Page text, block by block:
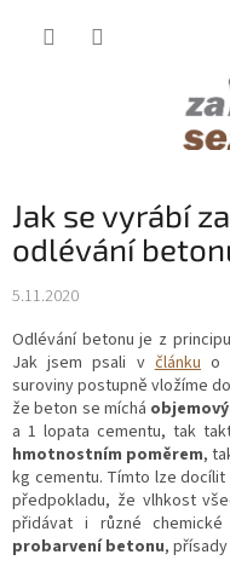
Jak se vyrábí
odlévání
5.11.2020
Odlévání betonu je z
Jak jsem psali v článku o
suroviny postupně vložíme
že beton se míchá
a 1 lopata cementu, tak
hmotnostním poměrem,
kg cementu. Tímto lze
předpokladu, že vlhkost
přidávat i různé
probarvení betonu,